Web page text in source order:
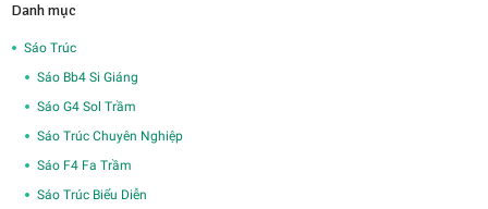
Danh mục
Sáo Trúc
Sáo Bb4 Si Giáng
Sáo G4 Sol Trầm
Sáo Trúc Chuyên Nghiệp
Sáo F4 Fa Trầm
Sáo Trúc Biểu Diễn